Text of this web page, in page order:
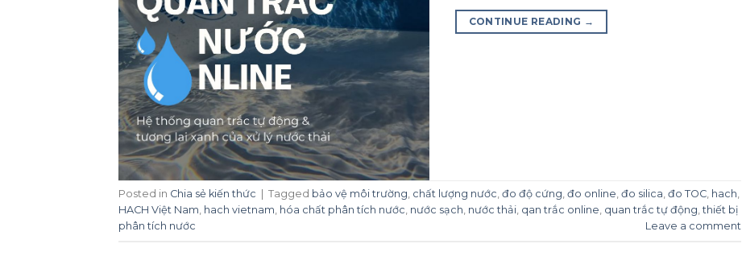
CONTINUE READING →
Posted in Chia sẻ kiến thức Tagged bảo vệ môi trường, chất lượng nước, đo độ cứng, đo online, đo silica, đo TOC, hach,
HACH Việt Nam, hach vietnam, hóa chất phân tích nước, nước sạch, nước thải, qan trắc online, quan trắc tự động,thiết bị
phân tích nước
Leave a comment